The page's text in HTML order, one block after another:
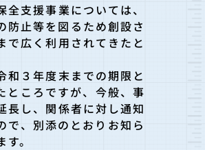
全支援事業については、
防止等を図るため創設さ
で広く利用されてきたと
和３年度末までの期限と
ところですが、今般、事
長し、関係者に対し通知
で、別添の とおりお知ら
。